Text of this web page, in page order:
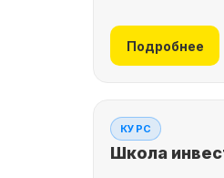
Подробнее
КУРС
Школа